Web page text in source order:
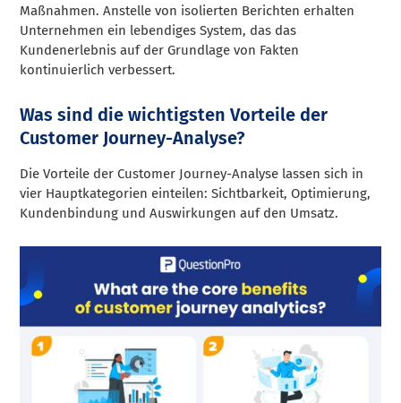
Maßnahmen. Anstelle von isolierten Berichten erhalten
Unternehmen ein lebendiges System, das das
Kundenerlebnis auf der Grundlage von Fakten
kontinuierlich verbessert.
Was sind die wichtigsten Vorteile der
Customer Journey-Analyse?
Die Vorteile der Customer Journey-Analyse lassen sich in
vier Hauptkategorien einteilen: Sichtbarkeit, Optimierung,
Kundenbindung und Auswirkungen auf den Umsatz.